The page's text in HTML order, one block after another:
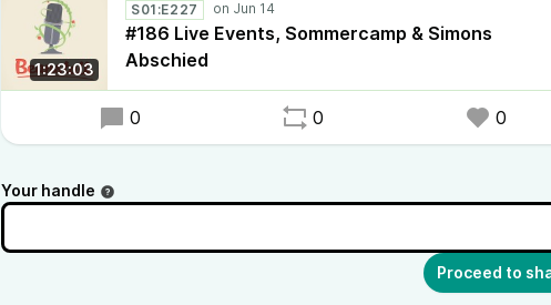
1:23:03
S01:E227
#186 Live Events, Sommercamp & Simons
Abschied
0 0 0
Your handle
Proceed to